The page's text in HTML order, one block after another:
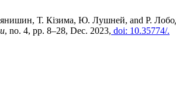
Т. Кізима, Ю. Лушней, and Р.
, no. 4, pp. 8–28, Dec. 2023, doi: 10.35774/.